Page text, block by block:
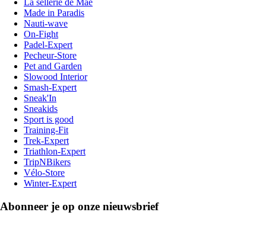
La sellerie de Maé
Made in Paradis
Nauti-wave
On-Fight
Padel-Expert
Pecheur-Store
Pet and Garden
Slowood Interior
Smash-Expert
Sneak'In
Sneakids
Sport is good
Training-Fit
Trek-Expert
Triathlon-Expert
TripNBikers
Vélo-Store
Winter-Expert
Abonneer je op onze nieuwsbrief